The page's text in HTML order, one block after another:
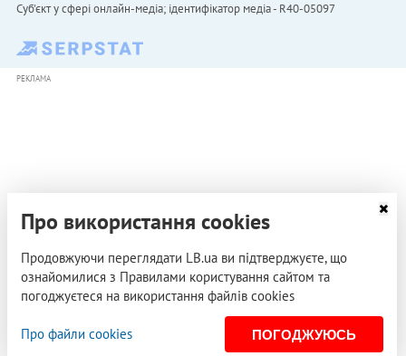
Cуб'єкт у сфері онлайн-медіа; ідентифікатор медіа - R40-05097
РЕКЛАМА
Про використання cookies
Продовжуючи переглядати LB.ua ви підтверджуєте, що
ознайомилися з Правилами користування сайтом та
погоджуєтеся на використання файлів cookies
Про файли cookies ПОГОДЖУЮСЬ